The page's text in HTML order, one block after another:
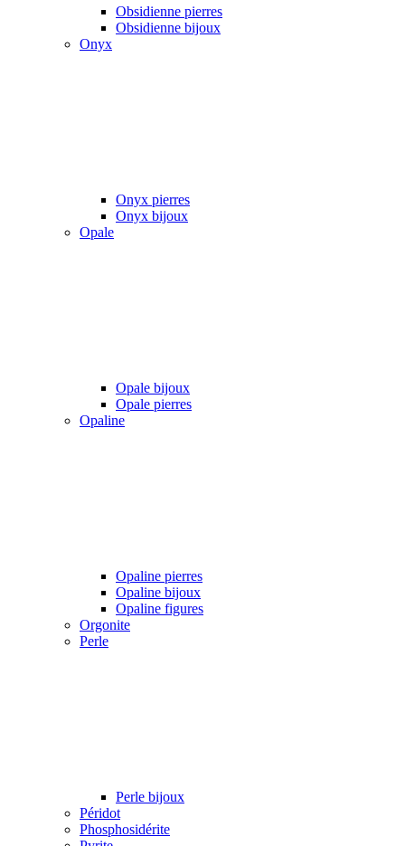
Obsidienne pierres
Obsidienne bijoux
Onyx
Onyx pierres
Onyx bijoux
Opale
Opale bijoux
Opale pierres
Opaline
Opaline pierres
Opaline bijoux
Opaline figures
Orgonite
Perle
Perle bijoux
Péridot
Phosphosidérite